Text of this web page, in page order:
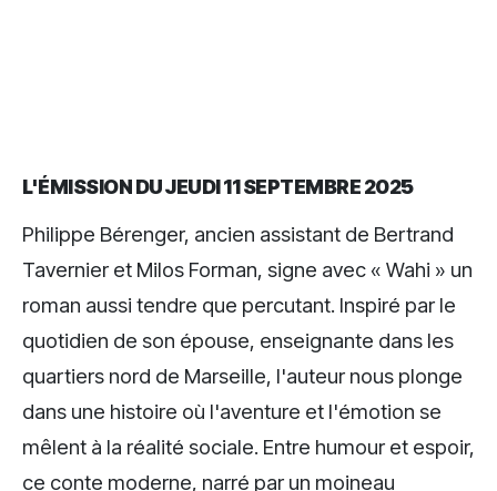
L'ÉMISSION DU JEUDI 11 SEPTEMBRE 2025
Philippe Bérenger, ancien assistant de Bertrand
Tavernier et Milos Forman, signe avec « Wahi » un
roman aussi tendre que percutant. Inspiré par le
quotidien de son épouse, enseignante dans les
quartiers nord de Marseille, l'auteur nous plonge
dans une histoire où l'aventure et l'émotion se
mêlent à la réalité sociale. Entre humour et espoir,
ce conte moderne, narré par un moineau